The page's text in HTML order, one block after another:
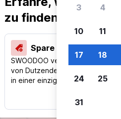
zu finden.
Spare 40 % und mehr
SWOODOO vergleicht Preise
von Dutzenden Reise-Websites
in einer einzigen Suche.
3 4
10 11
17 18
24 25
31